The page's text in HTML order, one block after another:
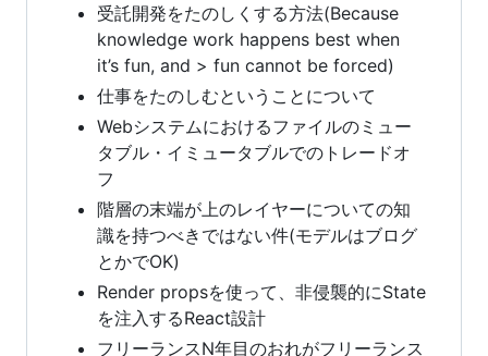
受託開発をたのしくする方法(Because
knowledge work happens best when
it’s fun, and > fun cannot be forced)
仕事をたのしむということについて
Webシステムにおけるファイルのミュー
タブル・イミュータブルでのトレードオ
フ
階層の末端が上のレイヤーについての知
識を持つべきではない件(モデルはブログ
とかでOK)
Render propsを使って、非侵襲的にState
を注入するReact設計
フリーランスN年目のおれがフリーランス